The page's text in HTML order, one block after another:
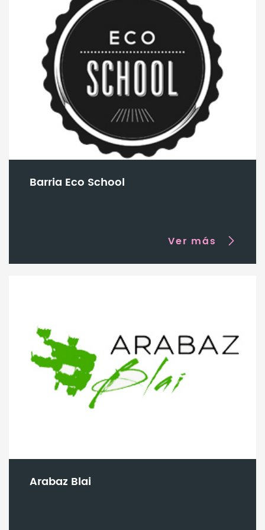
será uno de los recuerdos más bonitos de este verano!
Barria Eco School
Ver más
Arabaz Blai